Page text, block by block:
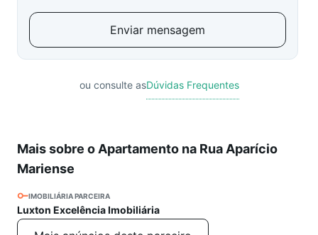
Enviar mensagem
ou consulte asDúvidas Frequentes
Mais sobre o Apartamento na Rua Aparício
Mariense
IMOBILIÁRIA PARCEIRA
Luxton Excelência Imobiliária